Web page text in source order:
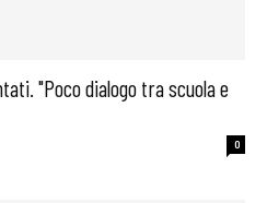
"Poco dialogo tra scuola e
0